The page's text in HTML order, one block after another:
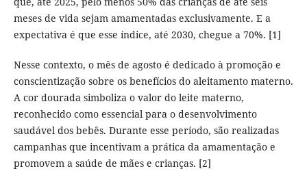
meses de vida sejam amamentadas exclusivamente. E a
expectativa é que esse índice, até 2030, chegue a 70%. [1]
Nesse contexto, o mês de agosto é dedicado à promoção e
conscientização sobre os benefícios do aleitamento materno.
A cor dourada simboliza o valor do leite materno,
reconhecido como essencial para o desenvolvimento
saudável dos bebês. Durante esse período, são realizadas
campanhas que incentivam a prática da amamentação e
promovem a saúde de mães e crianças. [2]